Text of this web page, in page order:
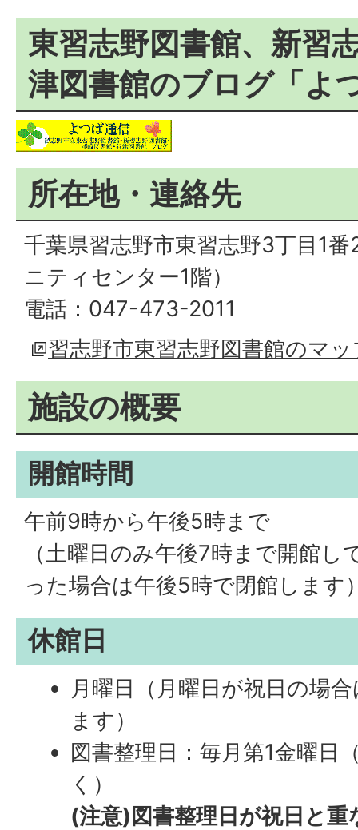
東習志野図書館、新習
津図書館のブログ「よ
所在地・連絡先
千葉県習志野市東習志野3丁目1
ニティセンター1階）
電話：047-473-2011
習志野市東習志野図書館のマ
施設の概要
開館時間
午前9時から午後5時まで
（土曜日のみ午後7時まで開館
った場合は午後5時で閉館します
休館日
月曜日（月曜日が祝日の場
ます）
図書整理日：毎月第1金曜日
く）
(注意)図書整理日が祝日と